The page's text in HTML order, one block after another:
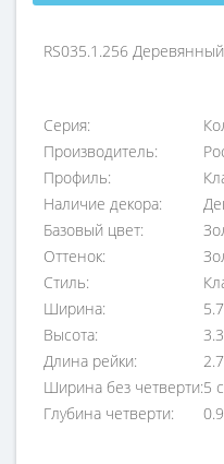
RS035.1.256
Серия:
Производитель:
Профиль:
Наличие декора:
Базовый цвет:
Оттенок:
Стиль:
Ширина:
Высота:
Длина рейки:
Ширина без четверти:5
Глубина четверти: